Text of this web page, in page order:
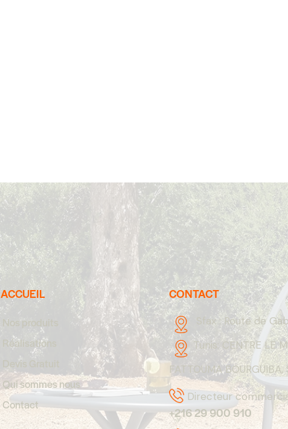
ACCUEIL
Nos produits
Réalisations
Devis Gratuit
Qui sommes nous
Contact
CONTACT
Sfax :Route de
Tunis:CENTRE LE
FATTOUMA
Directeur
+216 29 900 910